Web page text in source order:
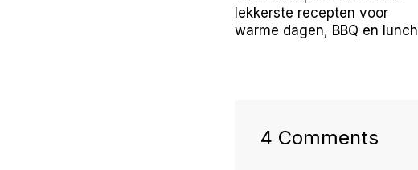
lekkerste recepten voor
warme dagen, BBQ en lunch
4 Comments